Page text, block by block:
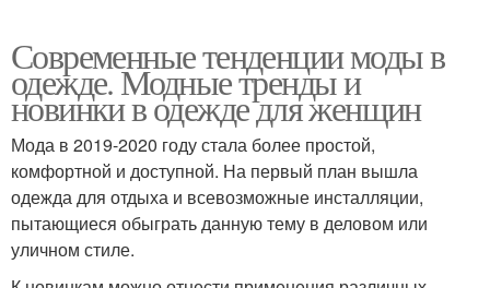
Современные тенденции моды в
одежде. Модные тренды и
новинки в одежде для женщин
Мода в 2019-2020 году стала более простой,
комфортной и доступной. На первый план вышла
одежда для отдыха и всевозможные инсталляции,
пытающиеся обыграть данную тему в деловом или
уличном стиле.